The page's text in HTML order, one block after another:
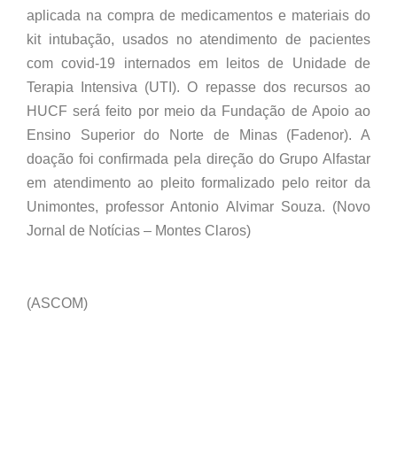
aplicada na compra de medicamentos e materiais do
kit intubação, usados no atendimento de pacientes
com covid-19 internados em leitos de Unidade de
Terapia Intensiva (UTI). O repasse dos recursos ao
HUCF será feito por meio da Fundação de Apoio ao
Ensino Superior do Norte de Minas (Fadenor). A
doação foi confirmada pela direção do Grupo Alfastar
em atendimento ao pleito formalizado pelo reitor da
Unimontes, professor Antonio Alvimar Souza. (Novo
Jornal de Notícias – Montes Claros)
(ASCOM)